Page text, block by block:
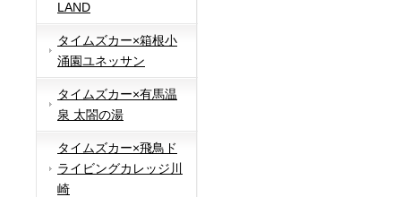
LAND
タイムズカー×箱根小
涌園ユネッサン
タイムズカー×有馬温
泉 太閤の湯
タイムズカー×飛鳥ド
ライビングカレッジ川
崎